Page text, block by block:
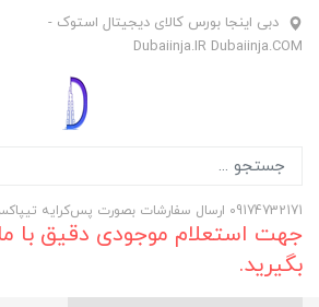
دبی اینجا بورس کالای دیجیتال استوک -
Dubaiinja.IR Dubaiinja.COM
09174732171 ارسال سفارشات بصورت پس‌کرایه تیپاکس
جهت استعلام موجودی دقیق با
بگیرید.